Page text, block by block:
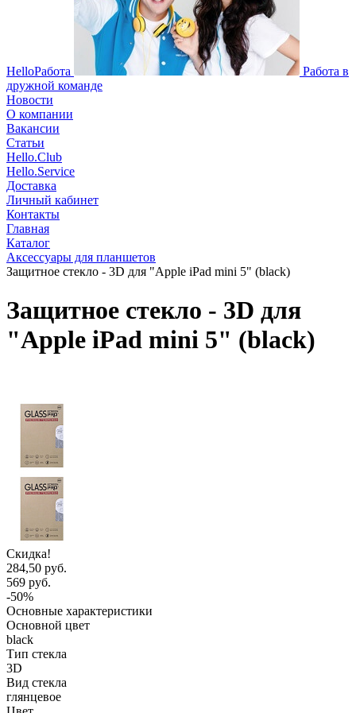
HelloРабота
Работа в
дружной команде
Новости
О компании
Вакансии
Статьи
Hello.Club
Hello.Service
Доставка
Личный кабинет
Контакты
Главная
Каталог
Аксессуары для планшетов
Защитное стекло - 3D для "Apple iPad mini 5" (black)
Защитное стекло - 3D для
"Apple iPad mini 5" (black)
Скидка!
284,50 руб.
569 руб.
-50%
Основные характеристики
Основной цвет
black
Тип стекла
3D
Вид стекла
глянцевое